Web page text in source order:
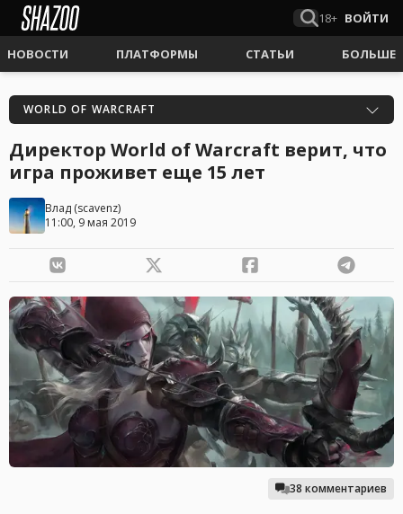
18+ ВОЙТИ
НОВОСТИ ПЛАТФОРМЫ СТАТЬИ БОЛЬШЕ
WORLD OF WARCRAFT
Директор World of Warcraft верит, что
игра проживет еще 15 лет
Влад (scavenz)
11:00, 9 мая 2019
38 комментариев